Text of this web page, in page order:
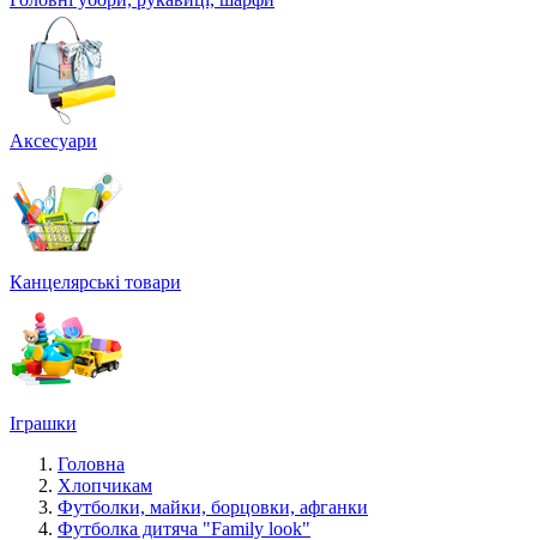
Аксесуари
Канцелярські товари
Іграшки
Головна
Хлопчикам
Футболки, майки, борцовки, афганки
Футболка дитяча "Family look"